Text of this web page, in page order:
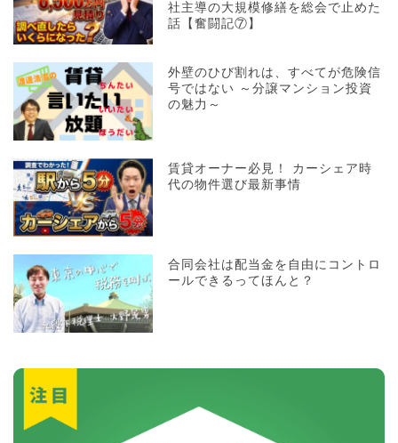
社主導の大規模修繕を総会で止めた
話【奮闘記⑦】
外壁のひび割れは、すべてが危険信
号ではない ～分譲マンション投資
の魅力～
賃貸オーナー必見！ カーシェア時
代の物件選び最新事情
合同会社は配当金を自由にコントロ
ールできるってほんと？